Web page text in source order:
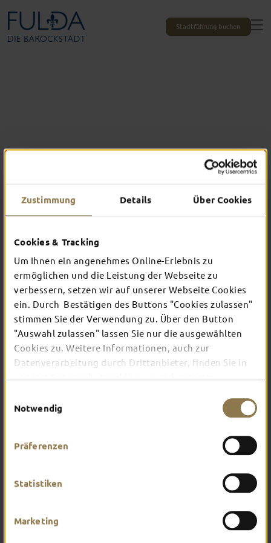
Zustimmung Details Über Cookies
Cookies & Tracking
Um Ihnen ein angenehmes Online-Erlebnis zu
ermöglichen und die Leistung der Webseite zu
verbessern, setzen wir auf unserer Webseite Cookies
ein. Durch Bestätigen des Buttons "Cookies zulassen"
stimmen Sie der Verwendung zu. Über den Button
"Auswahl zulassen" lassen Sie nur die ausgewählten
Cookies zu. Weitere Informationen, auch zur
Datenverarbeitung durch Drittanbieter, finden Sie in
Notwendig
Präferenzen
Statistiken
Marketing
Stadtführung buchen
TOP-EVENTS
In Fulda ist irgendwo immer etwas los: Ob
Konzert, Musical, Erlebnis-Stadtführung oder
Theater – entdecke hier aktuelle Veranstaltungen
und Highlights in und um Fulda.